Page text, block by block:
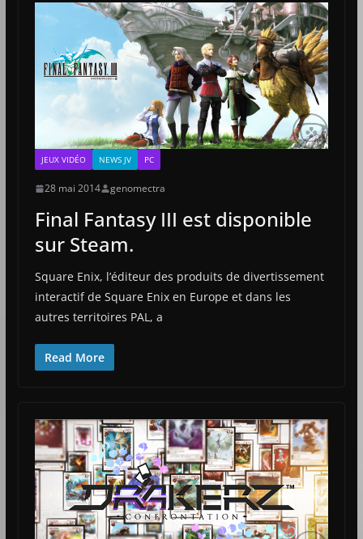
JEUX VIDÉO NEWS JV PC
28 mai 2014 genomectra
Final Fantasy III est disponible
sur Steam.
Square Enix, l’éditeur des produits de divertissement
interactif de Square Enix en Europe et dans les
autres territoires PAL, a
Read More